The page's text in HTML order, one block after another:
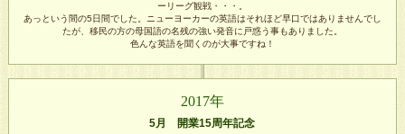
ーリーグ観戦・・・。
あっという間の5日間でした。ニューヨーカーの英語はそれほど早口ではありませんでし
たが、移民の方の母国語の名残の強い発音に戸惑う事もありました。
色んな英語を聞くのが大事ですね！
2017年
5月 開業15周年記念